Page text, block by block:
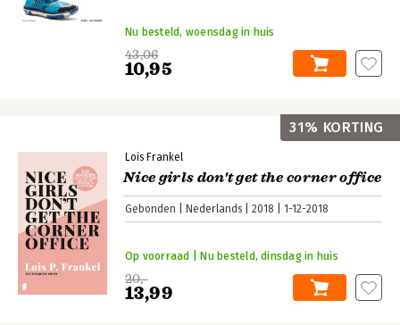
43,06
10,95
Nu besteld, woensdag in huis
Lois Frankel
Nice girls don't get the corner office
Gebonden Nederlands 2018 1-12-2018
20,-
13,99
Op voorraad | Nu besteld, dinsdag in huis
31% KORTING